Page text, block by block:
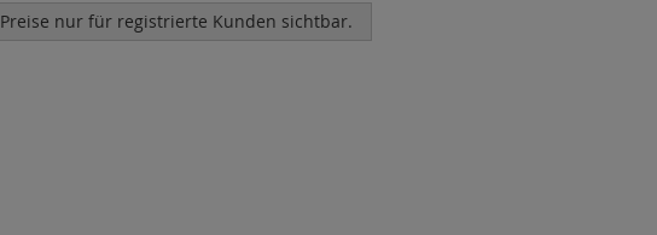
Preise nur für registrierte Kunden sichtbar.